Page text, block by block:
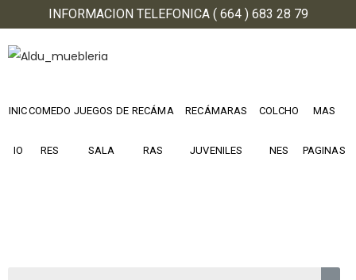
INFORMACION TELEFONICA ( 664 ) 683 28 79
INIC
IO
COMEDO
RES
JUEGOS DE
SALA
RECÁMA
RAS
RECÁMARAS
JUVENILES
COLCHO
NES
MAS
PAGINAS